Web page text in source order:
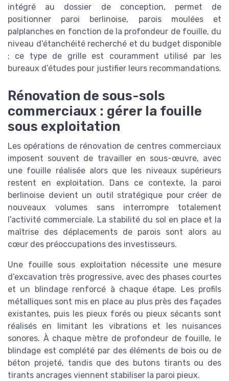
intégré au dossier de conception, permet de
positionner paroi berlinoise, parois moulées et
palplanches en fonction de la profondeur de fouille, du
niveau d’étanchéité recherché et du budget disponible
; ce type de grille est couramment utilisé par les
bureaux d’études pour justifier leurs recommandations.
Rénovation de sous-sols
commerciaux : gérer la fouille
sous exploitation
Les opérations de rénovation de centres commerciaux
imposent souvent de travailler en sous-œuvre, avec
une fouille réalisée alors que les niveaux supérieurs
restent en exploitation. Dans ce contexte, la paroi
berlinoise devient un outil stratégique pour créer de
nouveaux volumes sans interrompre totalement
l’activité commerciale. La stabilité du sol en place et la
maîtrise des déplacements de parois sont alors au
cœur des préoccupations des investisseurs.
Une fouille sous exploitation nécessite une mesure
d’excavation très progressive, avec des phases courtes
et un blindage renforcé à chaque étape. Les profils
métalliques sont mis en place au plus près des façades
existantes, puis les pieux forés ou pieux sécants sont
réalisés en limitant les vibrations et les nuisances
sonores. À chaque mètre de profondeur de fouille, le
blindage est complété par des éléments de bois ou de
béton projeté, tandis que des butons tirants ou des
tirants ancrages viennent stabiliser la paroi pieux.